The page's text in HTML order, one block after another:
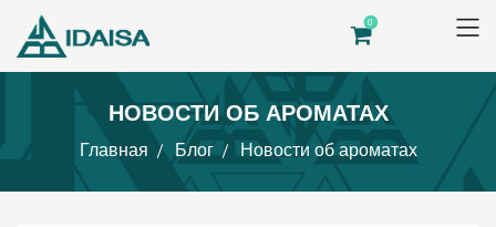
0
НОВОСТИ ОБ АРОМАТАХ
Главная Блог Новости об ароматах